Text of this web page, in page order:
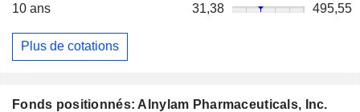
10 ans
31,38 495,55
Plus de cotations
Fonds positionnés: Alnylam Pharmaceuticals, Inc.